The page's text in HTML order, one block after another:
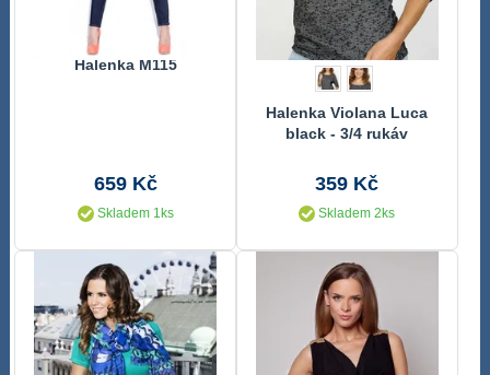
Halenka M115
659 Kč
Skladem 1ks
Halenka Violana Luca
black - 3/4 rukáv
359 Kč
Skladem 2ks